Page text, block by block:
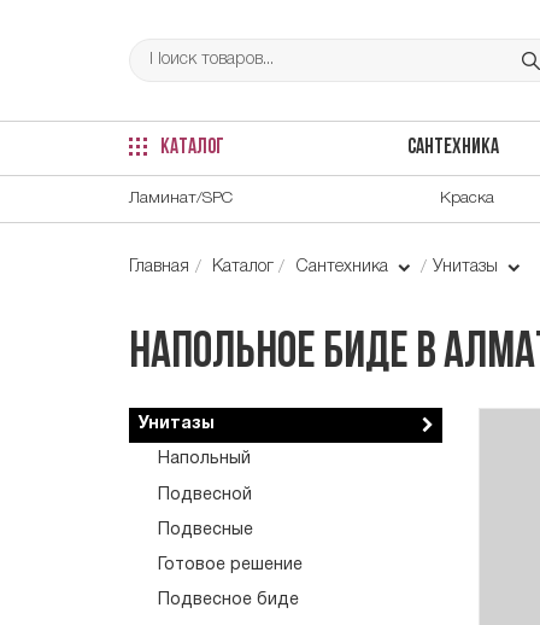
КАТАЛОГ САНТЕХНИКА
Ламинат/SPC Краска
Главная Каталог Сантехника Унитазы
Напольное биде в
Унитазы
Напольный
Подвесной
Подвесные
Готовое решение
Подвесное биде